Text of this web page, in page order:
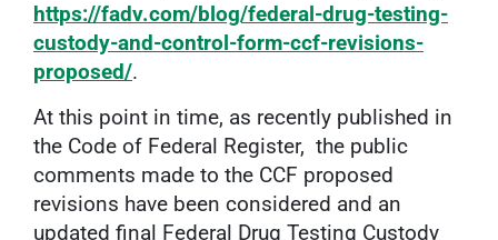
https://fadv.com/blog/federal-drug-testing-
custody-and-control-form-ccf-revisions-
proposed/.
At this point in time, as recently published in
the Code of Federal Register, the public
comments made to the CCF proposed
revisions have been considered and an
updated final Federal Drug Testing Custody